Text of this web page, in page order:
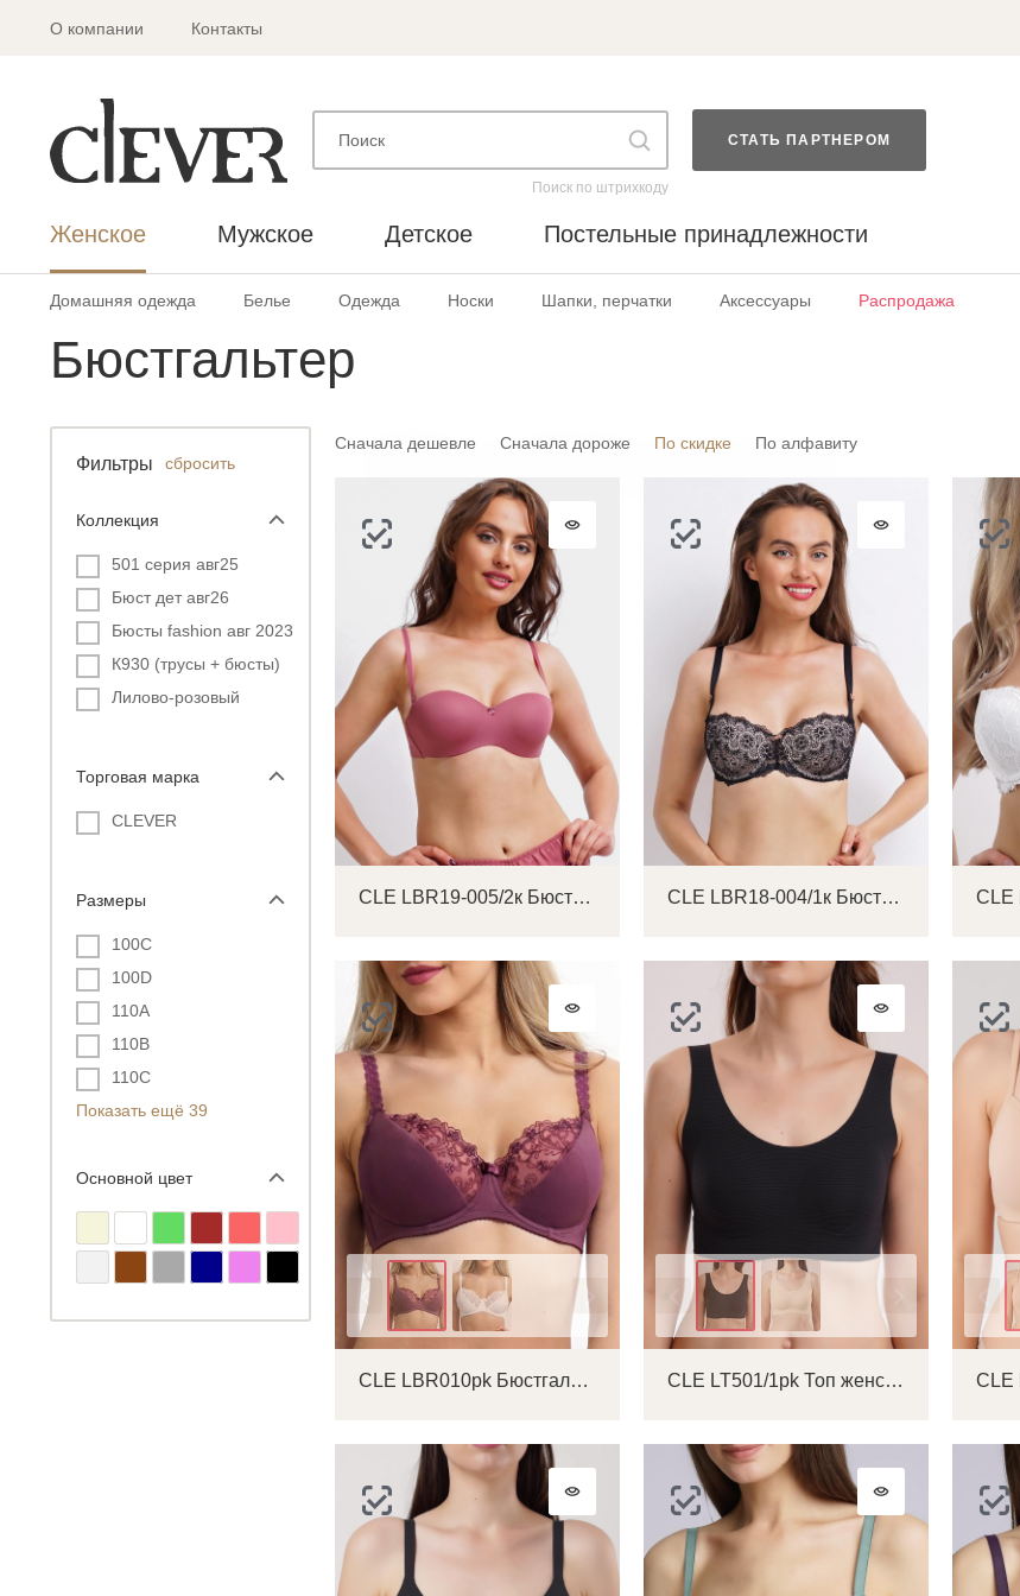
О компании Контакты
Поиск по штрихкоду
СТАТЬ ПАРТНЕРОМ
Женское Мужское Детское Постельные принадлежности
Домашняя одежда Белье Одежда Носки Шапки, перчатки Аксессуары Распродажа
Бюстгальтер
Фильтры сбросить
Коллекция
501 серия авг25
Бюст дет авг26
Бюсты fashion авг 2023
К930 (трусы + бюсты)
Лилово-розовый
Торговая марка
CLEVER
Размеры
100C
100D
110A
110B
110C
Показать ещё 39
Основной цвет
Сначала дешевле Сначала дороже По скидке По алфавиту
CLE LBR19-005/2к Бюстгальтер женский CLE LBR18-004/1к Бюстгальтер женский
Цвет
CLE LBR010pk Бюстгальтер женский
Цвет
CLE LT501/1pk Топ женский
Цвет
Войти в аккаунт